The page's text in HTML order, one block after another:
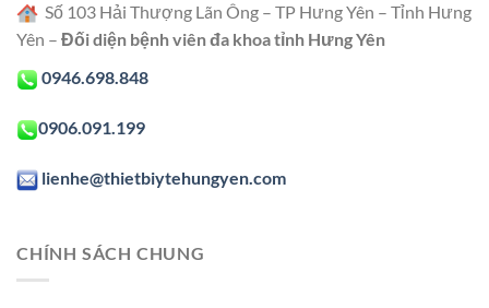
Số 103 Hải Thượng Lãn Ông – TP Hưng Yên – Tỉnh Hưng
Yên – Đối diện bệnh viên đa khoa tỉnh Hưng Yên
0946.698.848
0906.091.199
lienhe@thietbiytehungyen.com
CHÍNH SÁCH CHUNG